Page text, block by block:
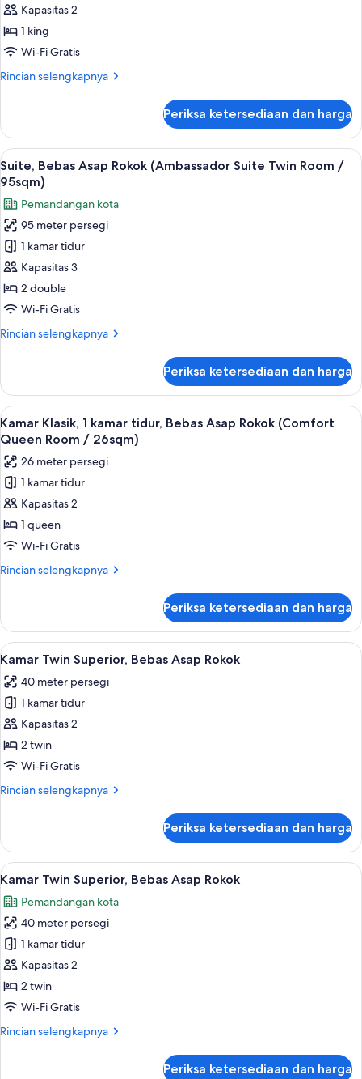
Asap
Rokok
(Ambassador
King,
95sqm)
Kapasitas 2
1 king
Wi-Fi Gratis
Rincian selengkapnya
Rincian
Suite,
Bebas
Asap
Rokok
(Ambassador
Suite
King,
NS
95sqm)
Periksa ketersediaan dan harga
Lihat
semua
foto
untuk
Suite,
Bebas
Asap
Rokok
(Ambassador
Twin
95sqm)
Suite, Bebas Asap Rokok
5
Suite, Bebas Asap Rokok (Ambassador Suite Twin Room /
95sqm)
Pemandangan kota
95 meter persegi
1 kamar tidur
Kapasitas 3
2 double
Wi-Fi Gratis
Rincian selengkapnya
Rincian
Suite,
Bebas
Asap
Rokok
Suite
Twin
Room
/
95sqm)
Periksa ketersediaan dan harga
Lihat
semua
foto
untuk
Kamar
Klasik,
1
kamar
tidur,
Rokok
(Comfort
Queen
Room
/
26sqm)
Minibar, brankas, meja kerja, dan
5
Kamar Klasik, 1 kamar tidur, Bebas Asap Rokok (Comfort
Queen Room / 26sqm)
26 meter persegi
1 kamar tidur
Kapasitas 2
1 queen
Wi-Fi Gratis
Rincian selengkapnya
Rincian
Kamar
Klasik,
1
tidur,
Bebas
Asap
Rokok
(Comfort
Queen
Room
/
Periksa ketersediaan dan harga
Lihat
semua
foto
untuk
Kamar
Twin
Superior,
Asap
Kamar Twin Superior, Bebas Asap
7
Kamar Twin Superior, Bebas Asap Rokok
40 meter persegi
1 kamar tidur
Kapasitas 2
2 twin
Wi-Fi Gratis
Rincian selengkapnya
Rincian
Kamar
Twin
Superior,
Asap
Rokok
Periksa ketersediaan dan harga
Lihat
semua
foto
untuk
Kamar
Twin
Superior,
Bebas
Rokok
Minibar, brankas, meja kerja, dan
4
Kamar Twin Superior, Bebas Asap Rokok
Pemandangan kota
40 meter persegi
1 kamar tidur
Kapasitas 2
2 twin
Wi-Fi Gratis
Rincian selengkapnya
Rincian
Periksa ketersediaan dan harga